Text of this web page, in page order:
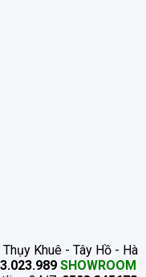
Khuê - Tây Hồ - Hà
SHOWROOM